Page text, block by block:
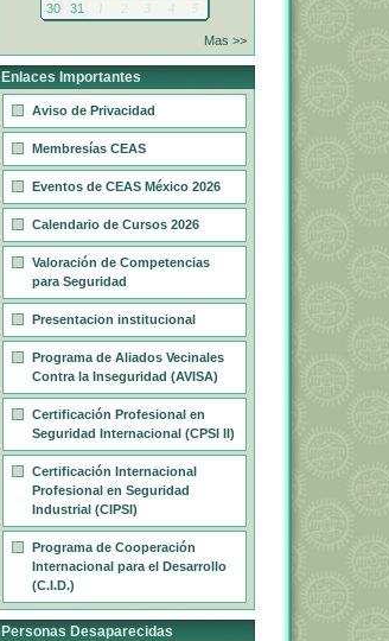
30
31 1 2 3 4 5
Mas >>
Enlaces Importantes
Aviso de Privacidad
Membresías CEAS
Eventos de CEAS México 2026
Calendario de Cursos 2026
Valoración de Competencias
para Seguridad
Presentacion institucional
Programa de Aliados Vecinales
Contra la Inseguridad (AVISA)
Certificación Profesional en
Seguridad Internacional (CPSI II)
Certificación Internacional
Profesional en Seguridad
Industrial (CIPSI)
Programa de Cooperación
Internacional para el Desarrollo
(C.I.D.)
Personas Desaparecidas